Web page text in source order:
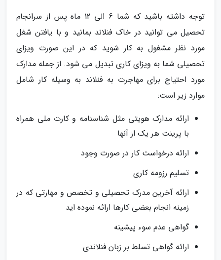
توجه داشته باشید که شما 6 الی 12 ماه پس از سرانجام
تحصیل می توانید در خاک فنلاند بمانید و با یافتن شغل
مورد نظر مشغول به کار شوید که در این صورت ویزای
تحصیلی شما به ویزای کاری تبدیل می شود. از جمله مدارک
مورد احتیاج برای مهاجرت به فنلاند به وسیله کار شامل
موارد زیر است:
ارائه مدارک هویتی مثل شناسنامه و کارت ملی همراه
با پرینت هر یک از آنها
ارائه درخواست کار در صورت وجود
تسلیم رزومه کاری
ارائه آخرین مدرک تحصیلی و تخصص و مهارتی که در
زمینه انجام بعضی کارها ارائه نموده اید
گواهی عدم سوء پیشینه
ارائه گواهی تسلط بر زبان فنلاندی